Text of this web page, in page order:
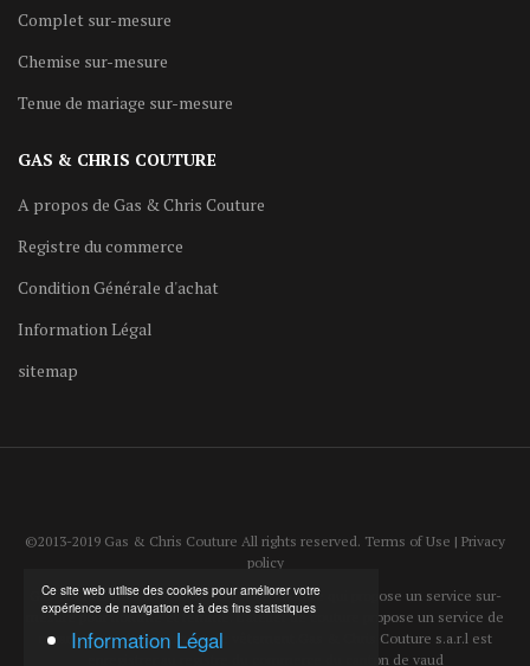
Ce site web utilise des cookies pour améliorer votre
expérience de navigation et à des fins statistiques
Information Légal
Complet sur-mesure
Chemise sur-mesure
Tenue de mariage sur-mesure
GAS & CHRIS COUTURE
A propos de Gas & Chris Couture
Registre du commerce
Condition Générale d'achat
Information Légal
sitemap
©2013-2019 Gas & Chris Couture All rights reserved. Terms of Use | Privacy
policy
Gas & Chris Couture est un atelier de couture qui propose un service sur-
mesure pour homme et femme. L'atelier de couture propose un service de
reparation et d'ajustement de vêtement.Gas & Chris Couture s.a.r.l est
enregistrer au registre du commerce du canton de vaud